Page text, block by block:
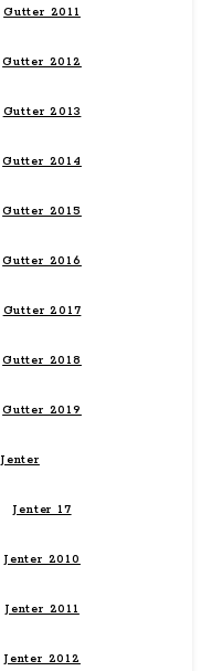
Gutter 2011
Gutter 2012
Gutter 2013
Gutter 2014
Gutter 2015
Gutter 2016
Gutter 2017
Gutter 2018
Gutter 2019
Jenter
Jenter 17
Jenter 2010
Jenter 2011
Jenter 2012